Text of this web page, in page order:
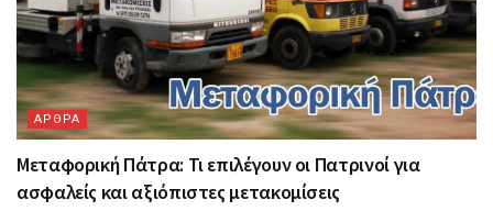
ΑΡΘΡΑ
Μεταφορική Πάτρα: Τι επιλέγουν οι Πατρινοί για
ασφαλείς και αξιόπιστες μετακομίσεις